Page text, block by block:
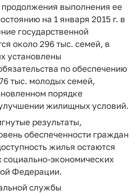
продолжения выполнения ее
на 1 января 2015 г. в
государственной
около 296 тыс. семей, в
установлены
по обеспечению
тыс. молодых семей,
порядке
жилищных условий.
результаты,
обеспеченности граждан
жилья остаются
социально-экономических
Федерации.
службы